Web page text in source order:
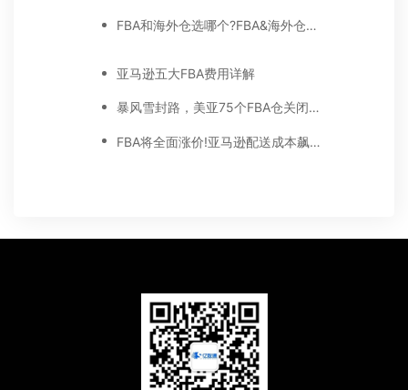
FBA和海外仓选哪个?FBA&海外仓区别在哪里?
亚马逊五大FBA费用详解
暴风雪封路，美亚75个FBA仓关闭，你需要做什么?
FBA将全面涨价!亚马逊配送成本飙升60%+!